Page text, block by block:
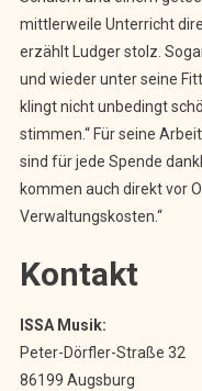
mittlerweile Unterricht
erzählt Ludger stolz.
und wieder unter seine
klingt nicht unbedingt
stimmen.“ Für seine
sind für jede Spende
kommen auch direkt vor
Verwaltungskosten.“
Kontakt
ISSA Musik:
Peter-Dörfler-Straße 32
86199 Augsburg